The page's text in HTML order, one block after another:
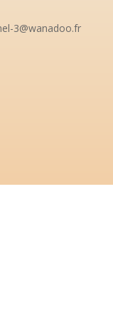
3@wanadoo.fr